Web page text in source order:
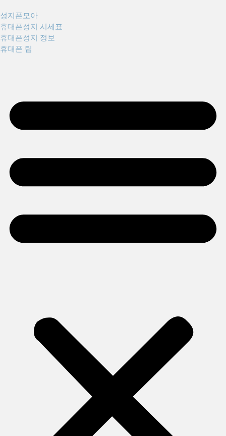
성지폰모아
휴대폰성지 시세표
휴대폰성지 정보
휴대폰 팁